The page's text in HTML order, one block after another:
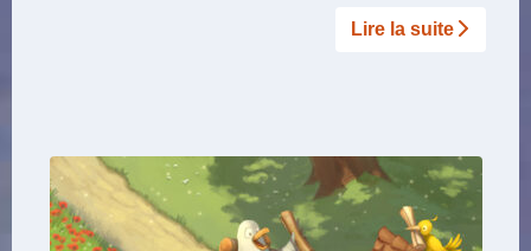
Lire la suite­­